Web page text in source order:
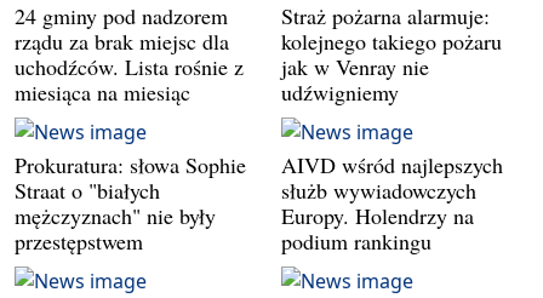
24 gminy pod nadzorem
rządu za brak miejsc dla
uchodźców. Lista rośnie z
miesiąca na miesiąc
Straż pożarna alarmuje:
kolejnego takiego pożaru
jak w Venray nie
udźwigniemy
Prokuratura: słowa Sophie
Straat o "białych
mężczyznach" nie były
przestępstwem
AIVD wśród najlepszych
służb wywiadowczych
Europy. Holendrzy na
podium rankingu